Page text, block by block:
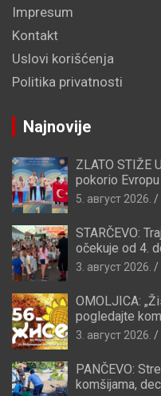
Impresum
Kontakt
Uslovi korišćenja
Politika privatnosti
Najnovije
ZLATO STIŽE
pokorio Evropu
5. август 2026.
STARČEVO:
očekuje od 4.
3. август 2026.
OMOLJICA:
pogledajte
3. август 2026.
PANČEVO:
komšijama,